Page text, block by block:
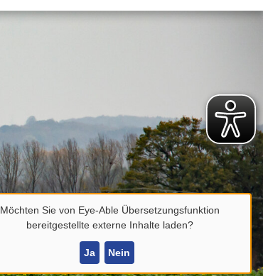
Möchten Sie von Eye-Able Übersetzungsfunktion
bereitgestellte externe Inhalte laden?
Ja Nein